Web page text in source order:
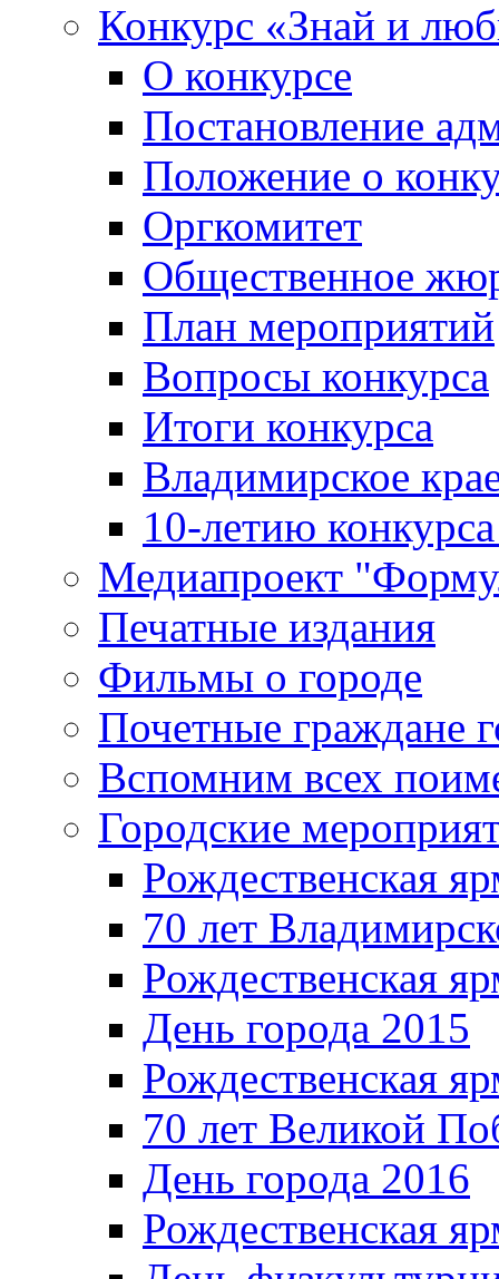
Конкурс «Знай и
О конкурсе
Постановление
Положение о
Оргкомитет
Общественное
План мероприятий
Вопросы конкурса
Итоги конкурса
Владимирское
10-летию
Медиапроект
Печатные издания
Фильмы о городе
Почетные граждане
Вспомним всех
Городские
Рождественская
70 лет
Рождественская
День города 2015
Рождественская
70 лет Великой
День города 2016
Рождественская